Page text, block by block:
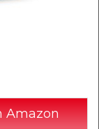
Amazon